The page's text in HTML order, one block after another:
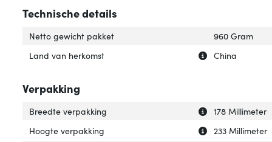
Technische details
Netto gewicht pakket
960 Gram
Uitleg over
Verberg uitleg
Land van herkomst China
Verpakking
Uitleg over
Verberg uitleg
Breedte verpakking
178 Millimeter
Uitleg over
Verberg uitleg
Hoogte verpakking
233 Millimeter